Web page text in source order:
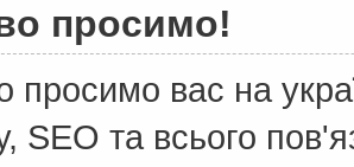
просимо!
просимо вас на
SEO та всього